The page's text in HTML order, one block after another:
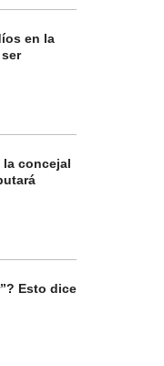
en la
la concejal
Esto dice